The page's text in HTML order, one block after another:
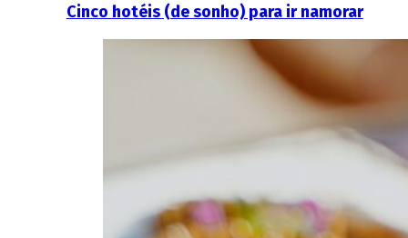
Cinco hotéis (de sonho) para ir namorar